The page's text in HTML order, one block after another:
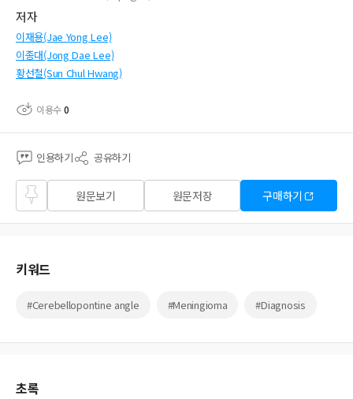
저자
이재용(Jae Yong Lee)
이종대(Jong Dae Lee)
황선철(Sun Chul Hwang)
이용수0
인용하기 공유하기
즐겨
찾기
원문보기 원문저장 구매하기
키워드
#Cerebellopontine angle #Meningioma #Diagnosis
초록